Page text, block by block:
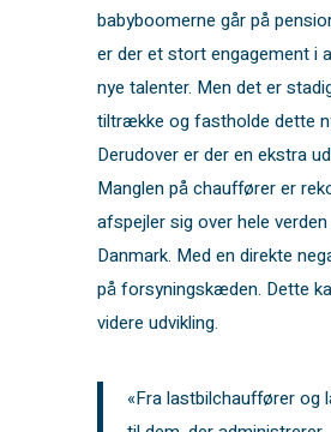
babyboomerne går på
er der et stort engagement i
nye talenter. Men det er
tiltrække og fastholde dette
Derudover er der en ekstra
Manglen på chauffører er
afspejler sig over hele
Danmark. Med en direkte
på forsyningskæden. Dette
videre udvikling.
«Fra lastbilchauffører og